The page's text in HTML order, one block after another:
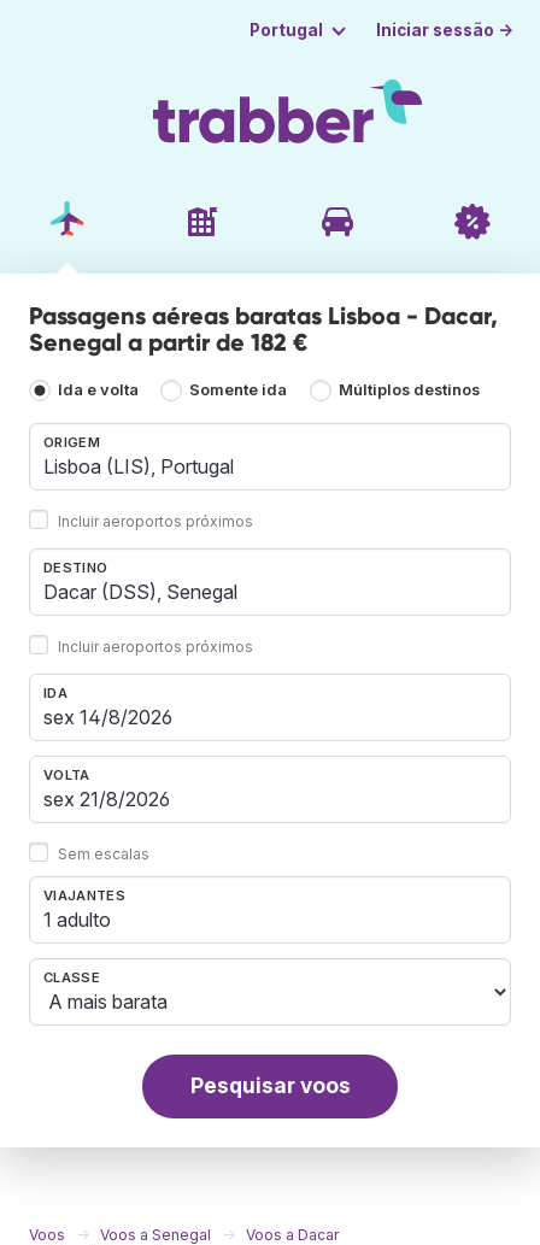
Portugal Iniciar sessão →
Passagens aéreas baratas Lisboa - Dacar,
Senegal a partir de 182 €
Ida e volta Somente ida Múltiplos destinos
ORIGEM
Incluir aeroportos próximos
DESTINO
Incluir aeroportos próximos
IDA
VOLTA
Sem escalas
VIAJANTES
1 adulto
CLASSE
Pesquisar voos
Voos Voos a Senegal
Voos a Dacar